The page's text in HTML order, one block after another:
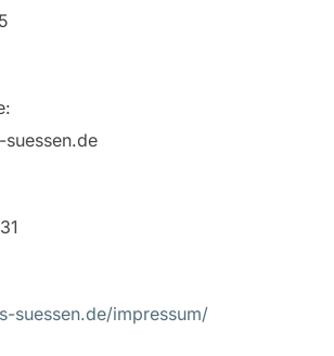
suessen.de
suessen.de/impressum/